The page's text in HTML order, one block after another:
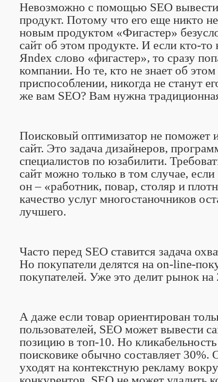
Невозможно с помощью SEO
продукт. Потому что его еще никто
новым продуктом «Фигастер»
сайт об этом продукте. И если кто-то
Яndex слово «фигастер», то сразу
компании. Но те, кто не знает об
приспособлении, никогда не станут
же вам SEO? Вам нужна
Поисковый оптимизатор не поможет
сайт. Это задача дизайнеров,
специалистов по юзабилити.
сайт можно только в том случае,
он – «работник, повар, столяр и
качество услуг многостаночников
лучшего.
Часто перед SEO ставится задача
Но покупатели делятся на on-line-
покупателей. Уже это делит рынок на
А даже если товар ориентирован
пользователей, SEO может вывести
позицию в топ-10. Но
поисковике обычно составляет 30%.
уходят на контекстную рекламу